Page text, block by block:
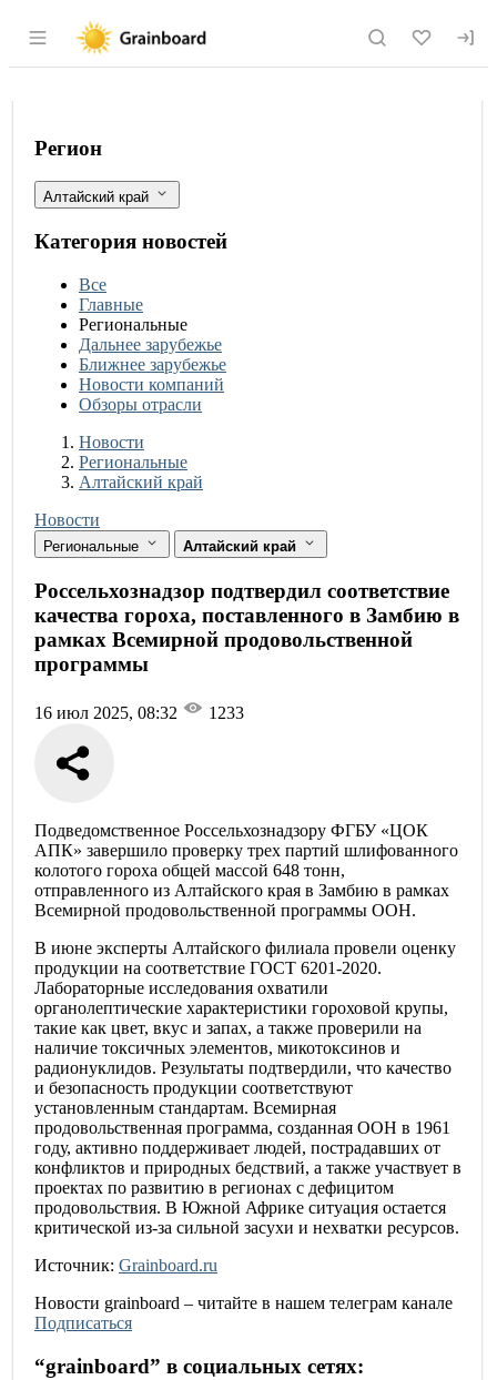
Раздел навигации по сайту
Россельхознадзор подтвердил
Фильтры
Регион
Алтайский край
Категория новостей
Все
Главные
Региональные
Дальнее зарубежье
Ближнее зарубежье
Новости компаний
Обзоры отрасли
Новости
Разделы
Новости
Региональные
Алтайский край
Новости
Региональные Алтайский край
Россельхознадзор подтвердил соответствие
качества гороха, поставленного в Замбию в
рамках Всемирной продовольственной
программы
16 июл 2025, 08:32 1233
Подведомственное Россельхознадзору ФГБУ «ЦОК
АПК» завершило проверку трех партий шлифованного
колотого гороха общей массой 648 тонн,
отправленного из Алтайского края в Замбию в рамках
Всемирной продовольственной программы ООН.
В июне эксперты Алтайского филиала провели оценку
продукции на соответствие ГОСТ 6201-2020.
Лабораторные исследования охватили
органолептические характеристики гороховой крупы,
такие как цвет, вкус и запах, а также проверили на
наличие токсичных элементов, микотоксинов и
радионуклидов. Результаты подтвердили, что качество
и безопасность продукции соответствуют
установленным стандартам. Всемирная
продовольственная программа, созданная ООН в 1961
году, активно поддерживает людей, пострадавших от
конфликтов и природных бедствий, а также участвует в
проектах по развитию в регионах с дефицитом
продовольствия. В Южной Африке ситуация остается
критической из-за сильной засухи и нехватки ресурсов.
Источник: Grainboard.ru
Новости grainboard – читайте в нашем телеграм канале
Подписаться
“grainboard” в социальных сетях: